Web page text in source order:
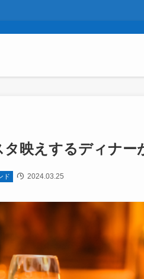
映えするディナー
ド 2024.03.25